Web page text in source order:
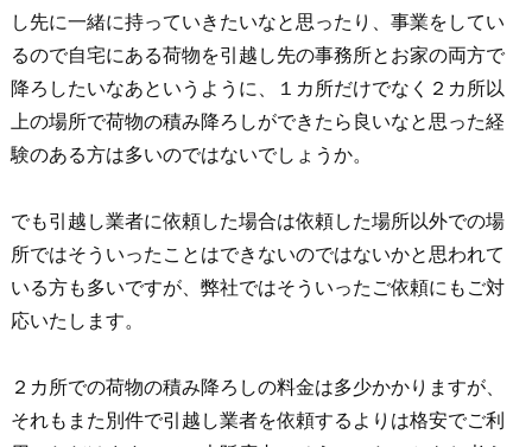
し先に一緒に持っていきたいなと思ったり、事業をしてい
るので自宅にある荷物を引越し先の事務所とお家の両方で
降ろしたいなあというように、１カ所だけでなく２カ所以
上の場所で荷物の積み降ろしができたら良いなと思った経
験のある方は多いのではないでしょうか。
でも引越し業者に依頼した場合は依頼した場所以外での場
所ではそういったことはできないのではないかと思われて
いる方も多いですが、弊社ではそういったご依頼にもご対
応いたします。
２カ所での荷物の積み降ろしの料金は多少かかりますが、
それもまた別件で引越し業者を依頼するよりは格安でご利